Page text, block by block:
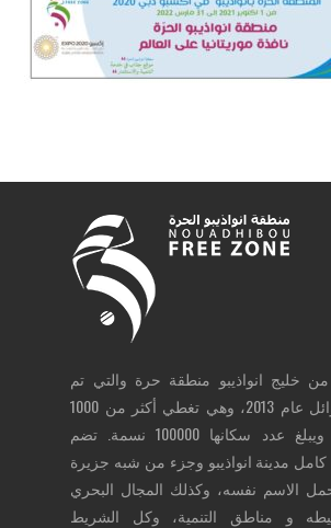
خليج انواذيبو منطقة حرة والتي تم
إنشاؤها في أوائل عام 2013، وهي تغطي أكثر من 1000
كيلومتر مربع ويبلغ عدد سكانها 100000 نسمة. تضم
كامل مدينة انواذيبو وجزء من شبه جزيرة
الاسم نفسه، وكذلك المجال البحري
و مناطق التنمية، وكل الشريط